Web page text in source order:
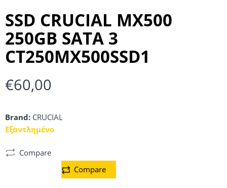
SSD CRUCIAL MX500
250GB SATA 3
CT250MX500SSD1
€60,00
Brand: CRUCIAL
Εξαντλημένο
Compare
Compare